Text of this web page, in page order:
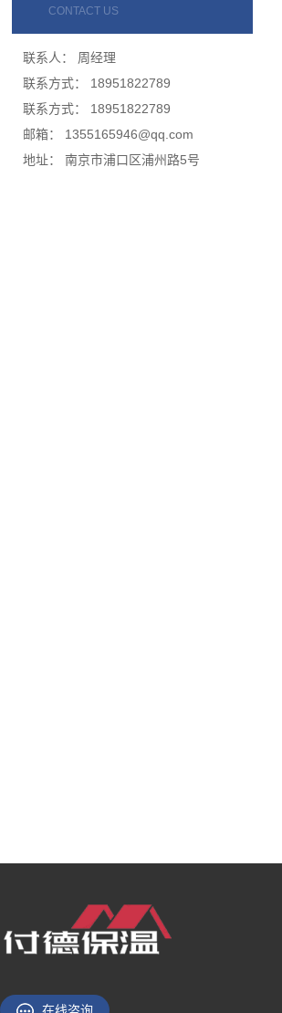
CONTACT US
联系人： 周经理
联系方式： 18951822789
联系方式： 18951822789
邮箱： 1355165946@qq.com
地址： 南京市浦口区浦州路5号